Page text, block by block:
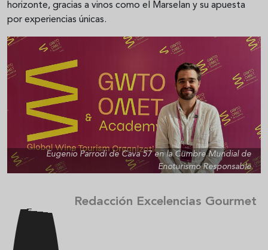
horizonte, gracias a vinos como el Marselan y su apuesta
por experiencias únicas.
Eugenio Parrodi de Cava 57 en la Cumbre Mundial de
Enoturismo Responsable
Redacción Excelencias Gourmet